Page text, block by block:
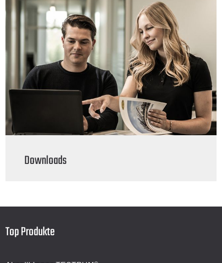
Downloads
Top Produkte